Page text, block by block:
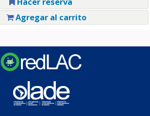
Agregar al carrito